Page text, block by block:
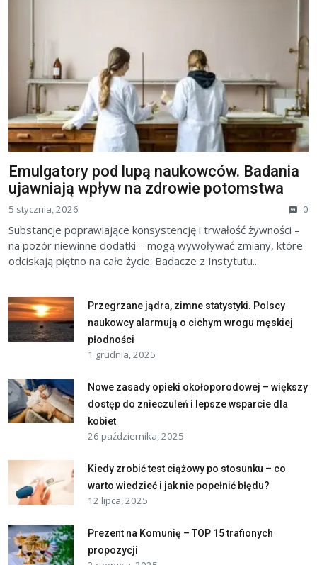
Emulgatory pod lupą naukowców. Badania
ujawniają wpływ na zdrowie potomstwa
5 stycznia, 2026 0
Substancje poprawiające konsystencję i trwałość żywności –
na pozór niewinne dodatki – mogą wywoływać zmiany, które
odciskają piętno na całe życie. Badacze z Instytutu...
Przegrzane jądra, zimne statystyki. Polscy
naukowcy alarmują o cichym wrogu męskiej
płodności
1 grudnia, 2025
Nowe zasady opieki okołoporodowej – większy
dostęp do znieczuleń i lepsze wsparcie dla
kobiet
26 października, 2025
Kiedy zrobić test ciążowy po stosunku – co
warto wiedzieć i jak nie popełnić błędu?
12 lipca, 2025
Prezent na Komunię – TOP 15 trafionych
propozycji